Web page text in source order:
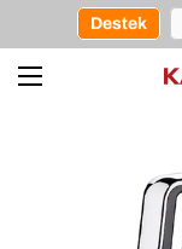
Destek